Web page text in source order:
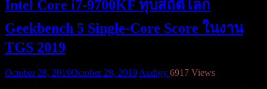
Intel Core i7-9700KF ทุบสถิติโลก
Geekbench 5 Single-Core Score ในงาน
TGS 2019
October 28, 2019October 28, 2019 Audigy 6917 Views